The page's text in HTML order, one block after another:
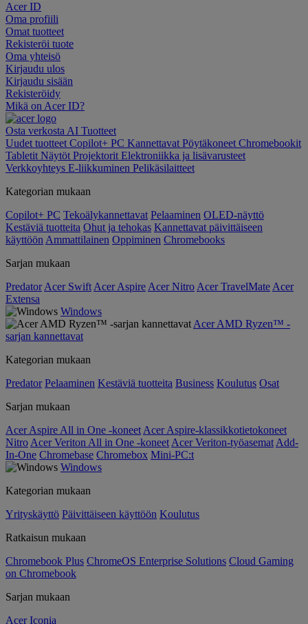
Acer ID
Oma profiili
Omat tuotteet
Rekisteröi tuote
Oma yhteisö
Kirjaudu ulos
Kirjaudu sisään
Rekisteröidy
Mikä on Acer ID?
Osta verkosta AI Tuotteet
Uudet tuotteet Copilot+ PC Kannettavat Pöytäkoneet Chromebookit
Tabletit Näytöt Projektorit Elektroniikka ja lisävarusteet
Verkkoyhteys E-liikkuminen Pelikäsilaitteet
Kategorian mukaan
Copilot+ PC Tekoälykannettavat Pelaaminen OLED-näyttö
Kestäviä tuotteita Ohut ja tehokas Kannettavat päivittäiseen
käyttöön Ammattilainen Oppiminen Chromebooks
Sarjan mukaan
Predator Acer Swift Acer Aspire Acer Nitro Acer TravelMate Acer
Extensa
Windows
Acer AMD Ryzen™ -
sarjan kannettavat
Kategorian mukaan
Predator Pelaaminen Kestäviä tuotteita Business Koulutus Osat
Sarjan mukaan
Acer Aspire All in One -koneet Acer Aspire-klassikkotietokoneet
Nitro Acer Veriton All in One -koneet Acer Veriton-työasemat Add-
In-One Chromebase Chromebox Mini-PC:t
Windows
Kategorian mukaan
Yrityskäyttö Päivittäiseen käyttöön Koulutus
Ratkaisun mukaan
Chromebook Plus ChromeOS Enterprise Solutions Cloud Gaming
on Chromebook
Sarjan mukaan
Acer Iconia